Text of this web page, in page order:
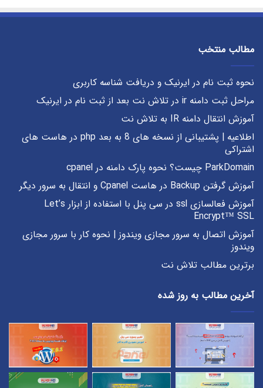
مطالب منتخب
نحوه ثبت نام در ایرنیک و دریافت شناسه کاربری
مراحل ثبت دامنه ir در تلاش نت بعد از ثبت نام در ایرنیک
آموزش انتقال دامنه IR به تلاش نت
اطلاعیه | پشتیبانی از نسخه های 8 به بعد php در هاست های
اشتراکی
ParkDomain چیست؟ نحوه پارک دامنه در cpanel
آموزش گرفتن Backup در هاست Cpanel و انتقال به سرور دیگر
آموزش فعالسازی ssl در سی پنل با استفاده از ابزار Let’s
Encrypt™ SSL
آموزش اتصال به سرور مجازی ویندوز | نحوه کار با سرور مجازی
ویندوز
برترین مطالب تلاش نت
آخرین مطالب به روز شده